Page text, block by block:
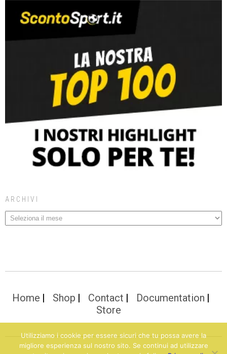
ARCHIVI
Home Shop Contact
Documentation
Store
Utilizziamo i cookie per essere sicuri che tu possa avere la
migliore esperienza sul nostro sito. Se continui ad utilizzare